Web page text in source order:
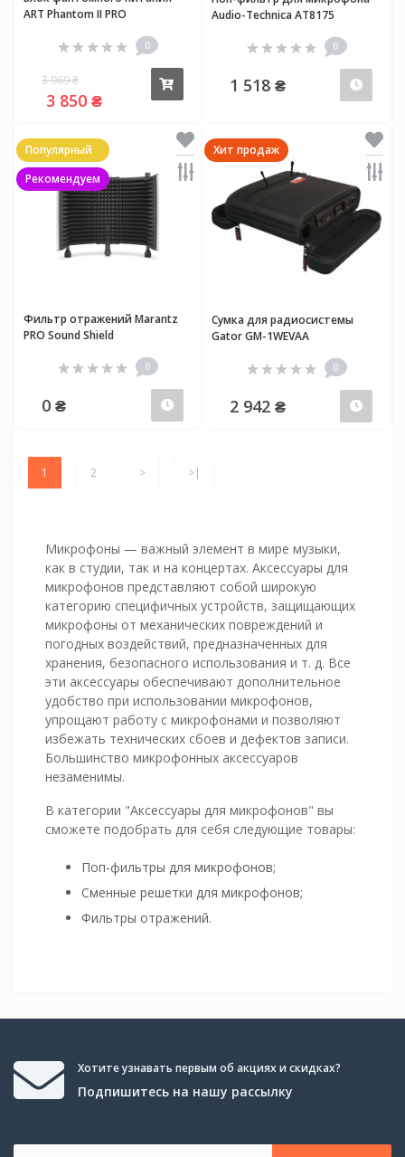
ART Phantom II PRO
0
3 969 ₴
3 850 ₴
Audio-Technica AT8175
0
1 518 ₴
Популярный
Рекомендуем
Фильтр отражений Marantz
PRO Sound Shield
0
0 ₴ Предзаказ
Хит продаж
Сумка для радиосистемы
Gator GM-1WEVAA
0
2 942 ₴
1 2 > >|
Микрофоны — важный элемент в мире музыки,
как в студии, так и на концертах. Аксессуары для
микрофонов представляют собой широкую
категорию специфичных устройств, защищающих
микрофоны от механических повреждений и
погодных воздействий, предназначенных для
хранения, безопасного использования и т. д. Все
эти аксессуары обеспечивают дополнительное
удобство при использовании микрофонов,
упрощают работу с микрофонами и позволяют
избежать технических сбоев и дефектов записи.
Большинство микрофонных аксессуаров
незаменимы.
В категории "Аксессуары для микрофонов" вы
сможете подобрать для себя следующие товары:
Поп-фильтры для микрофонов;
Сменные решетки для микрофонов;
Фильтры отражений.
Хотите узнавать первым об акциях и скидках?
Подпишитесь на нашу рассылку